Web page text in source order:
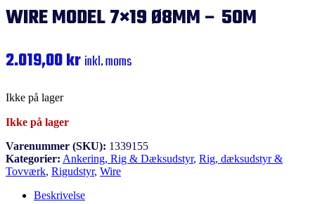
WIRE MODEL 7×19 Ø8MM – 50M
2.019,00kr inkl. moms
Ikke på lager
Ikke på lager
Varenummer (SKU): 1339155
Kategorier: Ankering, Rig & Dæksudstyr, Rig, dæksudstyr &
Tovværk, Rigudstyr, Wire
Beskrivelse